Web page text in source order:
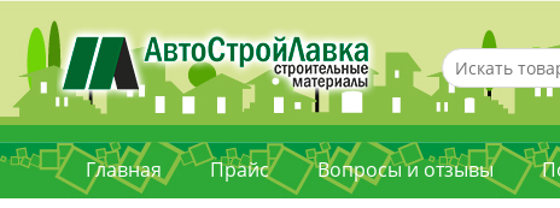
Главная Прайс Вопросы и отзывы